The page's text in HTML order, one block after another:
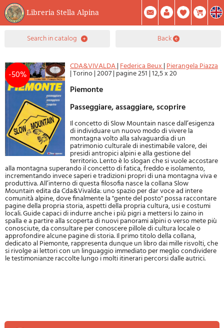
Libreria Stella Alpina
0Item(s) In Your Cart
Summary
Facebook
Create Account Mod. Password
search in catalog back
-50%
CDA&VIVALDA|Federica Beux|Pierangela Piazza
|Torino|2007| pagine 251 |12,5 x 20
Piemonte
Passeggiare, assaggiare, scoprire
Il concetto di Slow Mountain nasce dall’esigenza
di individuare un nuovo modo di vivere la
montagna volto alla salvaguardia di un
patrimonio culturale di inestimabile valore, dei
presidi antropici alpini e alla gestione del
territorio. Lento è lo slogan che si vuole accostare
alla montagna superando il concetto di fatica, freddo e isolamento,
incrementando invece saperi e tradizioni propri di una montagna viva e
produttiva. All’interno di questa filosofia nasce la collana Slow
Mountain edita da Cda&Vivalda: uno spazio per dar voce ad intere
comunità alpine, dove finalmente la "gente del posto" possa raccontare
pagine della propria storia, aspetti della propria cultura, usi e costumi
locali. Guide capaci di indurre anche i più pigri a mettersi lo zaino in
spalla e a partire alla scoperta di nuovi panorami alpini o verso mete più
conosciute, da consultare per conoscere pillole di cultura locale o
approfondire alcune pagine di storia. Il primo titolo della collana,
dedicato al Piemonte, rappresenta dunque un libro dai mille risvolti, che
si rivolge ai lettori con un linguaggio immediato per meglio condividere
le testimonianze raccolte lungo i molti itinerari percorsi dalle autrici.